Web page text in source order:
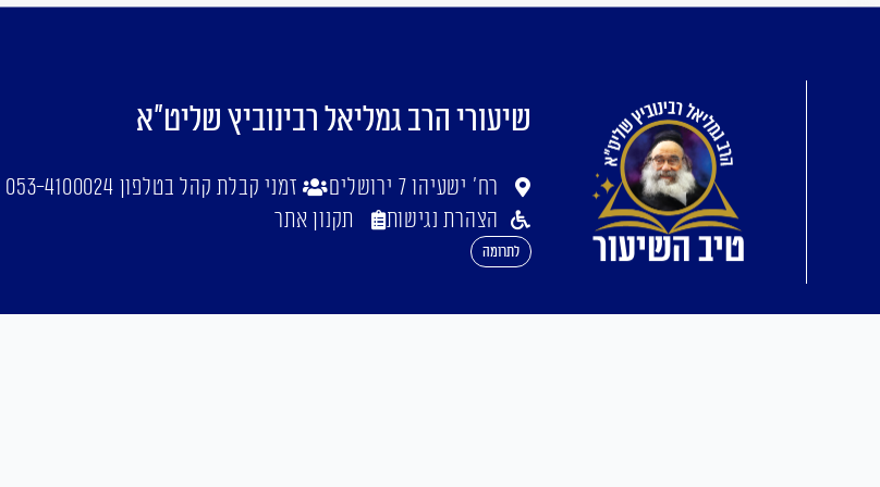
שיעורי הרב גמליאל רבינוביץ שליט"א
רח' ישעיהו 7 ירושלים
זמני קבלת קהל בטלפון 053-4100024
הצהרת נגישות
תקנון אתר
לתרומה